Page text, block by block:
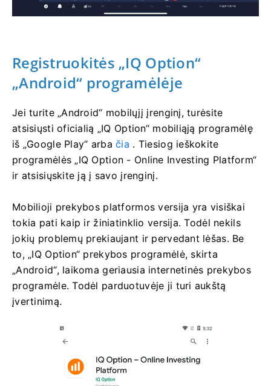
Registruokitės „IQ Option“
„Android“ programėlėje
Jei turite „Android“ mobilųjį įrenginį, turėsite
atsisiųsti oficialią „IQ Option“ mobiliąją programėlę
iš „Google Play“ arbačia . Tiesiog ieškokite
programėlės „IQ Option - Online Investing Platform“
ir atsisiųskite ją į savo įrenginį.
Mobilioji prekybos platformos versija yra visiškai
tokia pati kaip ir žiniatinklio versija. Todėl nekils
jokių problemų prekiaujant ir pervedant lėšas. Be
to, „IQ Option“ prekybos programėlė, skirta
„Android“, laikoma geriausia internetinės prekybos
programėle. Todėl parduotuvėje ji turi aukštą
įvertinimą.